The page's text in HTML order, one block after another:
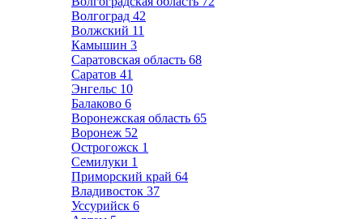
Волгоград 42
Волжский 11
Камышин 3
Саратовская область 68
Саратов 41
Энгельс 10
Балаково 6
Воронежская область 65
Воронеж 52
Острогожск 1
Семилуки 1
Приморский край 64
Владивосток 37
Уссурийск 6